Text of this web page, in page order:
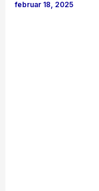
februar 18, 2025